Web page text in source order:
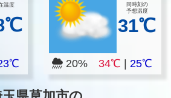
温度
同時刻の
予想温度
31℃
20%34℃ |25℃